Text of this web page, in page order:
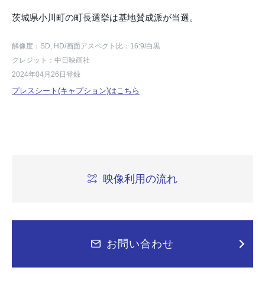
茨城県小川町の町長選挙は基地賛成派が当選。
解像度：SD, HD/画面アスペクト比：16:9/白黒
クレジット：中日映画社
2024年04月26日登録
プレスシート(キャプション)はこちら
映像利用の流れ
お問い合わせ